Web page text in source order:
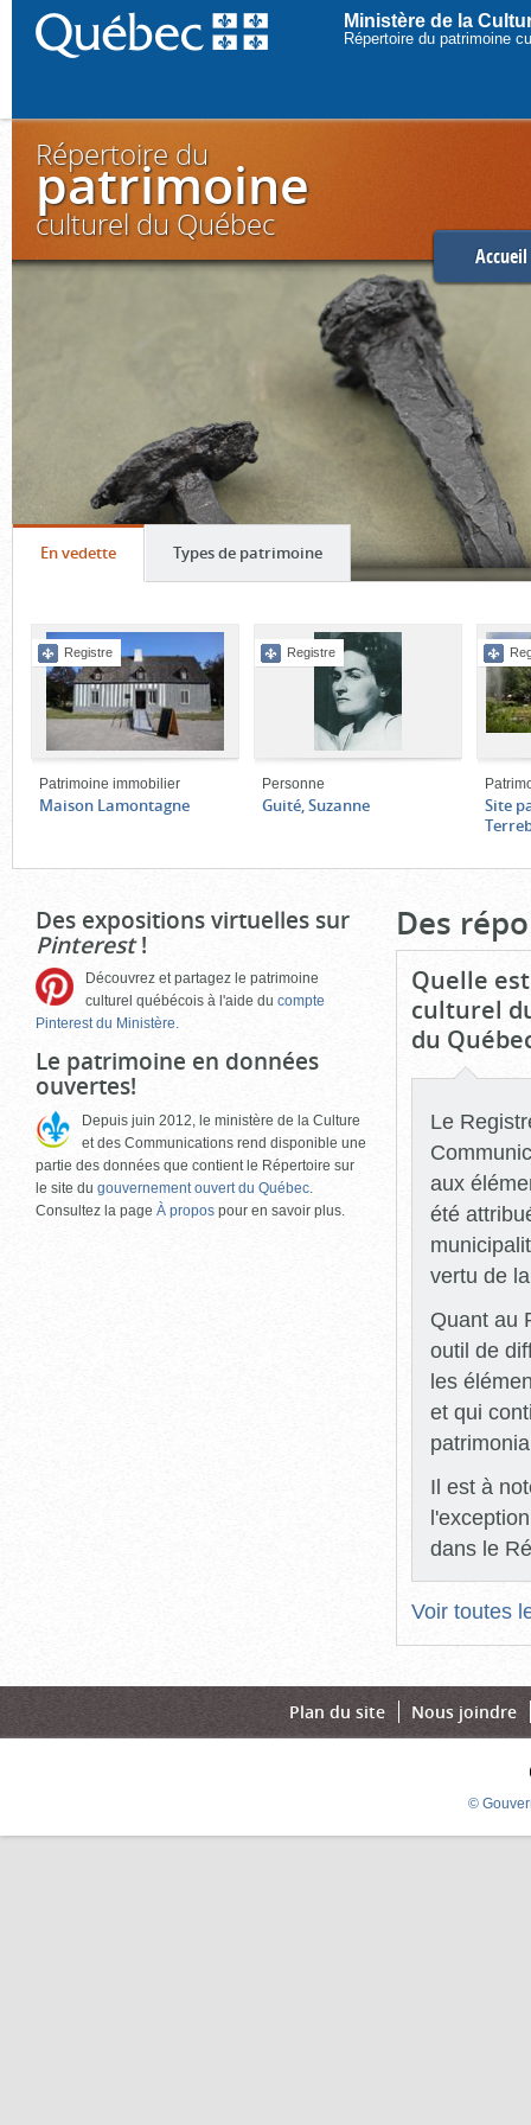
Ministère de la
Répertoire du patrimoine
Répertoire du
patrimoine
culturel du Québec
Accueil
Onglet
En vedette(cliquer
pour
le
contenu)
Onglet
Types de patrimoine(cliquer
pour
le
contenu)
de
l'onglet
vedette
Registre
Patrimoine immobilier
Maison Lamontagne
Registre
Personne
Guité, Suzanne
Site
Fin
d'onglets
Des expositions virtuelles sur
Pinterest!
Découvrez et partagez le patrimoine
culturel québécois à l'aide du compte
Pinterest du Ministère.
Le patrimoine en données
ouvertes!
Depuis juin 2012, le ministère de la Culture
et des Communications rend disponible une
partie des données que contient le Répertoire sur
le site du gouvernement ouvert du Québec.
Consultez la page À propos pour en savoir plus.
Des
Quelle
culturel
du
Le
aux
été
vertu de
Quant au
outil de
les
et qui
Il est à
dans le
Voir toutes
Plan du site Nous joindre
©